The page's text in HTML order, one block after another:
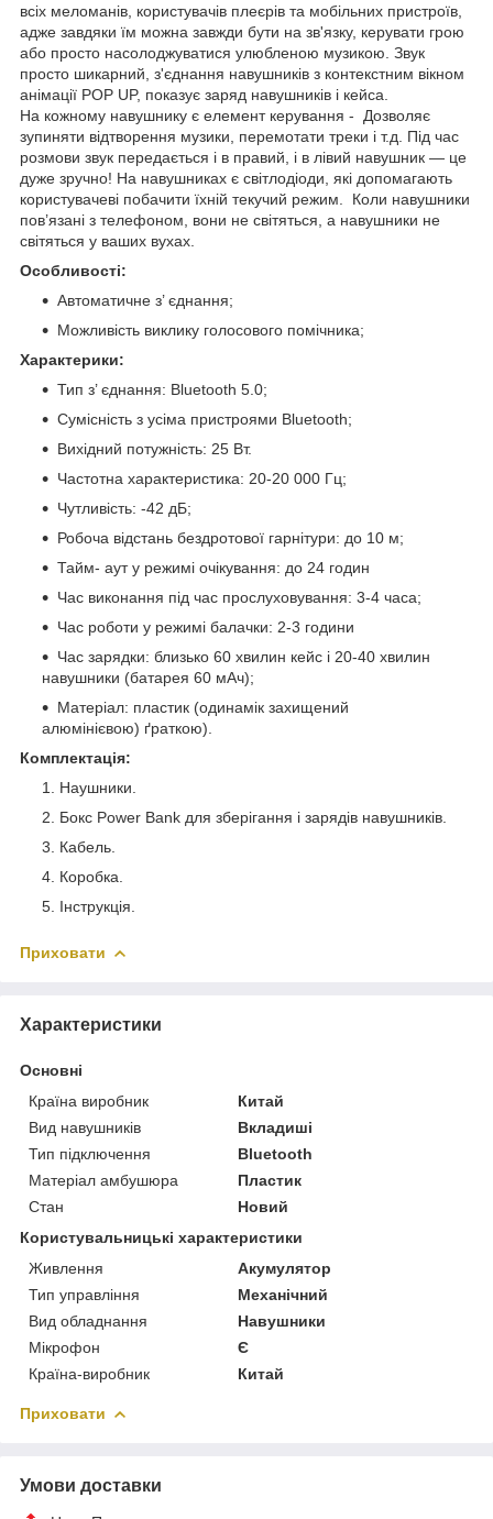
всіх меломанів, користувачів плеєрів та мобільних пристроїв,
адже завдяки їм можна завжди бути на зв'язку, керувати грою
або просто насолоджуватися улюбленою музикою. Звук
просто шикарний, з'єднання навушників з контекстним вікном
анімації POP UP, показує заряд навушників і кейса.
На кожному навушнику є елемент керування - Дозволяє
зупиняти відтворення музики, перемотати треки і т.д. Під час
розмови звук передається і в правий, і в лівий навушник — це
дуже зручно! На навушниках є світлодіоди, які допомагають
користувачеві побачити їхній текучий режим. Коли навушники
пов’язані з телефоном, вони не світяться, а навушники не
світяться у ваших вухах.
Особливості:
Автоматичне з’ єднання;
Можливість виклику голосового помічника;
Характерики:
Тип з’ єднання: Bluetooth 5.0;
Сумісність з усіма пристроями Bluetooth;
Вихідний потужність: 25 Вт.
Частотна характеристика: 20-20 000 Гц;
Чутливість: -42 дБ;
Робоча відстань бездротової гарнітури: до 10 м;
Тайм- аут у режимі очікування: до 24 годин
Час виконання під час прослуховування: 3-4 часа;
Час роботи у режимі балачки: 2-3 години
Час зарядки: близько 60 хвилин кейс і 20-40 хвилин
навушники (батарея 60 мАч);
Матеріал: пластик (одинамік захищений
алюмінієвою) ґраткою).
Комплектація:
Наушники.
Бокс Power Bank для зберігання і зарядів навушників.
Кабель.
Коробка.
Інструкція.
Приховати
Характеристики
Основні
Країна виробник
Китай
Вид навушників
Вкладиші
Тип підключення
Bluetooth
Матеріал амбушюра
Пластик
Стан
Новий
Користувальницькі характеристики
Живлення
Акумулятор
Тип управління
Механічний
Вид обладнання
Навушники
Мікрофон
Є
Країна-виробник
Китай
Приховати
Умови доставки